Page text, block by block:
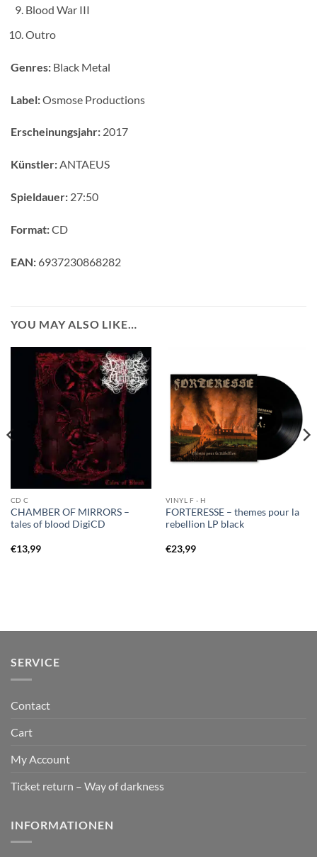
Blood War III
Outro
Genres: Black Metal
Label:Osmose Productions
Erscheinungsjahr: 2017
Künstler:ANTAEUS
Spieldauer: 27:50
Format:CD
EAN: 6937230868282
YOU MAY ALSO LIKE…
CD C
CHAMBER OF MIRRORS –
tales of blood DigiCD
€13,99
VINYL F - H
FORTERESSE – themes pour la
rebellion LP black
€23,99
SERVICE
Contact
Cart
My Account
Ticket return – Way of darkness
INFORMATIONEN